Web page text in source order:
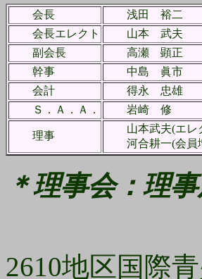
会長
浅田 裕二
会長エレクト
山本 武夫
副会長
高瀬 顕正
幹事
中島 眞市
会計
得永 忠雄
Ｓ．Ａ．Ａ．
岩崎 修
理事
山本武夫(エレク
河合耕一(会員増
＊理事会：理
2610地区国